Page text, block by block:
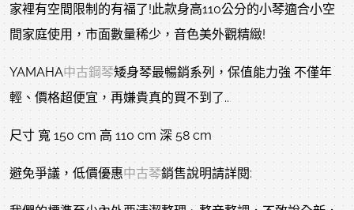
家裡有空間限制的有福了!此款身高110公分的小琴適合小空
間家庭使用，市面數量稀少，音色美外觀精緻!
YAMAHA中古鋼琴矮身琴最暢銷系列，保值能力強 不僅年
輕、價格超便宜，再嫌貴真的買不到了..
尺寸 寬 150 cm 高 110 cm 深 58 cm
避免爭議，低價優惠中古琴銷售說明請詳閱: